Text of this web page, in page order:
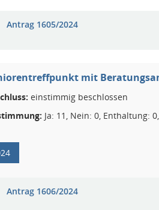
Antrag 1605/2024
mit
einstimmig beschlossen
Ja: 11, Nein: 0, Enthaltung:
Antrag 1606/2024